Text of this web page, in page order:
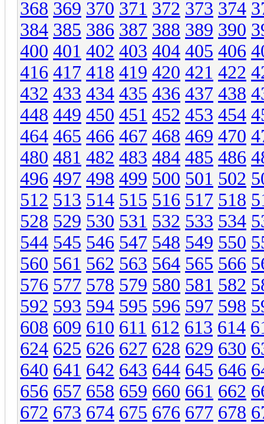
368 369 370 371 372 373 374
384 385 386 387 388 389 390
400 401 402 403 404 405 406
416 417 418 419 420 421 422
432 433 434 435 436 437 438
448 449 450 451 452 453 454
464 465 466 467 468 469 470
480 481 482 483 484 485 486
496 497 498 499 500 501 502
512 513 514 515 516 517 518
528 529 530 531 532 533 534
544 545 546 547 548 549 550
560 561 562 563 564 565 566
576 577 578 579 580 581 582
592 593 594 595 596 597 598
608 609 610 611 612 613 614
624 625 626 627 628 629 630
640 641 642 643 644 645 646
656 657 658 659 660 661 662
672 673 674 675 676 677 678